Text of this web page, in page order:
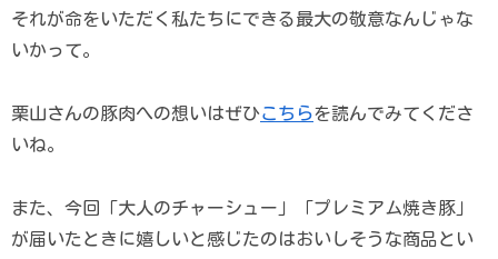
それが命をいただく私たちにできる最大の敬意なんじゃな
いかって。
栗山さんの豚肉への想いはぜひこちらを読んでみてくださ
いね。
また、今回「大人のチャーシュー」「プレミアム焼き豚」
が届いたときに嬉しいと感じたのはおいしそうな商品とい